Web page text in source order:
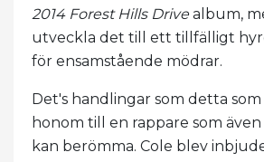
2014 Forest Hills Drivealbum,
utveckla det till ett tillfälligt
för ensamstående mödrar.
Det's handlingar som detta
honom till en rappare som
kan berömma. Cole blev